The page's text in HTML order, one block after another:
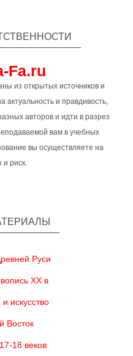
Fa.ru
из открытых источников и
актуальность и правдивость,
авторов и идти в разрез
вам в учебных
вы осуществляете на
и риск.
Руси
XX в
искусство
Восток
18 веков